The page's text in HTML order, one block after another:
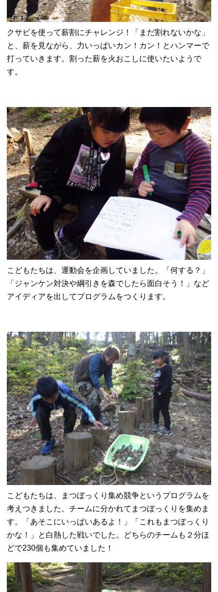
クサビを使って薪割にチャレンジ！「まだ割れないかな」
と、薪を見ながら、力いっぱいカン！カン！とハンマーで
打っていきます。割った薪を火おこしに使いたいようで
す。
こどもたちは、運動会を企画していました。「何する？」
「ジャンケン対決や綱引きを森でしたら面白そう！」など
アイディアを出してプログラムをつくります。
こどもたちは、まつぼっくり集め競争というプログラムを
考えつきました。チームに分かれてまつぼっくりを集めま
す。「あそこにいっぱいあるよ！」「これもまつぼっくり
かな！」と白熱した戦いでした。どちらのチームも２分ほ
どで230個も集めていました！